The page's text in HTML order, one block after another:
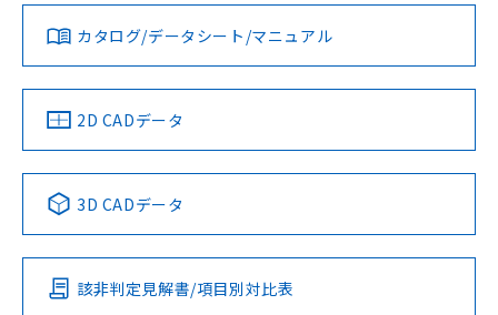
ダウンロードデータをご利用いただく前に、以下を必ずお読
みください。
ソフトウェアの使用条件
対応済み
中国 RoHS 注意事項・凡例
Pb Hg Cd Cr(VI)
O
LR型式承認
（イギリス
船舶規格）
DNV型式承認
（ノルウェー
BV型式承認
（フランス
KR型式
（韓国
No No No No
この製品の規格認証/適合状況ページへ
その他の認証はこちらのページからご検索ください
カタログ/データシート/マニュアル
2D CADデータ
3D CADデータ
該非判定見解書/項目別対比表